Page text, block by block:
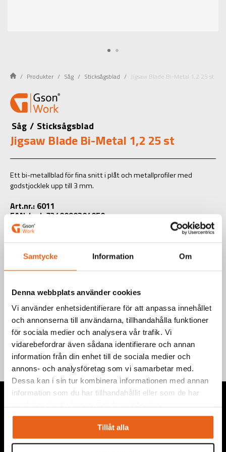
Samtycke Information Om
Denna webbplats använder cookies
Vi använder enhetsidentifierare för att anpassa innehållet
och annonserna till användarna, tillhandahålla funktioner
för sociala medier och analysera vår trafik. Vi
vidarebefordrar även sådana identifierare och annan
information från din enhet till de sociala medier och
annons- och analysföretag som vi samarbetar med.
Dessa kan i sin tur kombinera informationen med annan
information som du har tillhandahållit eller som de har
Tillåt alla
Produkter Såg Sticksågsblad Jigsaw Blade Bi-Metal 1,2 25 st
Såg / Sticksågsblad
Jigsaw Blade Bi-Metal 1,2 25 st
Ett bi-metallblad för fina snitt i plåt och metallprofiler med
godstjocklek upp till 3 mm.
Art.nr.: 6011
EAN-kod: 7340090204050
Teknisk information
Vi levererar högkvalitativa ”produkter för proffs”, under